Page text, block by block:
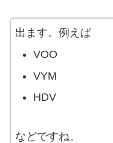
出ます。例えば
VOO
VYM
HDV
などですね。